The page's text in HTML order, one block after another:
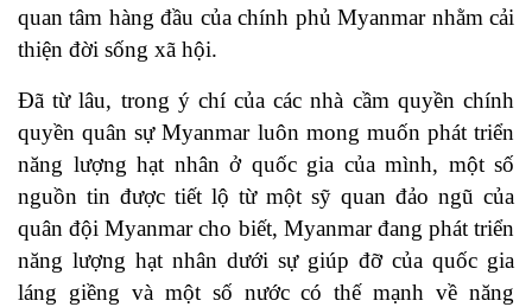
quan tâm hàng đầu của chính phủ Myanmar nhằm cải
thiện đời sống xã hội.
Đã từ lâu, trong ý chí của các nhà cầm quyền chính
quyền quân sự Myanmar luôn mong muốn phát triển
năng lượng hạt nhân ở quốc gia của mình, một số
nguồn tin được tiết lộ từ một sỹ quan đảo ngũ của
quân đội Myanmar cho biết, Myanmar đang phát triển
năng lượng hạt nhân dưới sự giúp đỡ của quốc gia
láng giềng và một số nước có thế mạnh về năng